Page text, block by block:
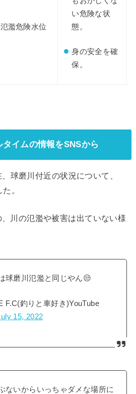
氾濫危険水位
い危険な状
態。
身の安全を確
保。
イムの情報をSNSから
球磨川付近の状況について、
。
川の氾濫や被害は出ていない様
球磨川氾濫と同じやん😒
釣りと車好き)YouTube
15, 2022
ないからいっちゃダメな場所に